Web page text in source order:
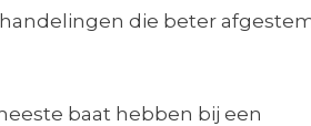
die beter
baat hebben bij een